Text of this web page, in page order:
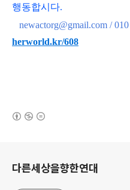
행동합시다.
newactorg@gmail.com /
herworld.kr/608
다른세상을향한연대